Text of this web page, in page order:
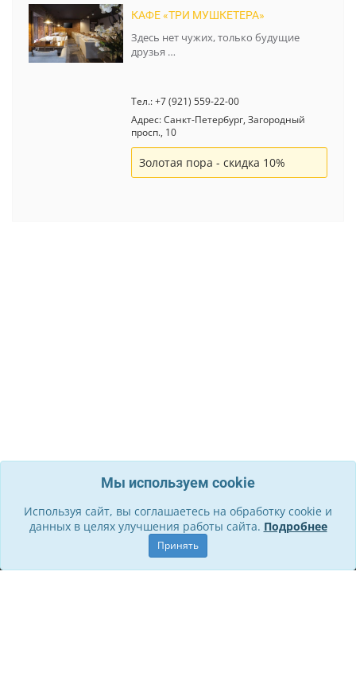
КАФЕ «ТРИ МУШКЕТЕРА»
Здесь нет чужих, только будущие
друзья …
Тел.: +7 (921) 559-22-00
Адрес: Санкт-Петербург, Загородный
просп., 10
Золотая пора - скидка 10%
Мы используем cookie
Используя сайт, вы соглашаетесь на обработку cookie и
данных в целях улучшения работы сайта. Подробнее
Принять